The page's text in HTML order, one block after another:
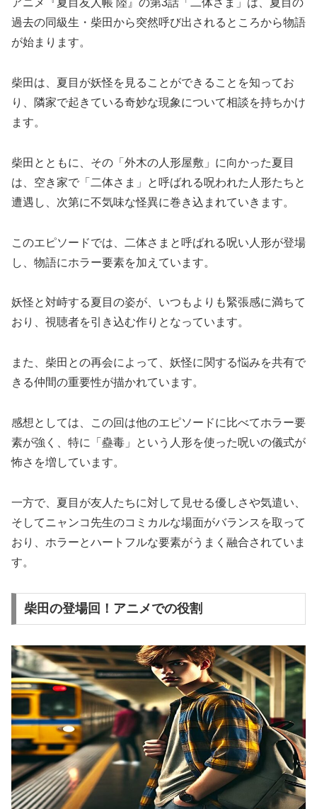
アニメ『夏目友人帳 陸』の第3話「二体さま」は、夏目の
過去の同級生・柴田から突然呼び出されるところから物語
が始まります。
柴田は、夏目が妖怪を見ることができることを知ってお
り、隣家で起きている奇妙な現象について相談を持ちかけ
ます。
柴田とともに、その「外木の人形屋敷」に向かった夏目
は、空き家で「二体さま」と呼ばれる呪われた人形たちと
遭遇し、次第に不気味な怪異に巻き込まれていきます。
このエピソードでは、二体さまと呼ばれる呪い人形が登場
し、物語にホラー要素を加えています。
妖怪と対峙する夏目の姿が、いつもよりも緊張感に満ちて
おり、視聴者を引き込む作りとなっています。
また、柴田との再会によって、妖怪に関する悩みを共有で
きる仲間の重要性が描かれています。
感想としては、この回は他のエピソードに比べてホラー要
素が強く、特に「蠱毒」という人形を使った呪いの儀式が
怖さを増しています。
一方で、夏目が友人たちに対して見せる優しさや気遣い、
そしてニャンコ先生のコミカルな場面がバランスを取って
おり、ホラーとハートフルな要素がうまく融合されていま
す。
柴田の登場回！アニメでの役割